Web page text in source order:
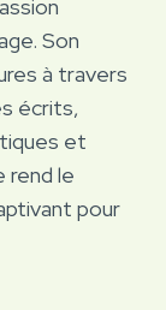
Son
à travers
écrits,
et
rend le
pour